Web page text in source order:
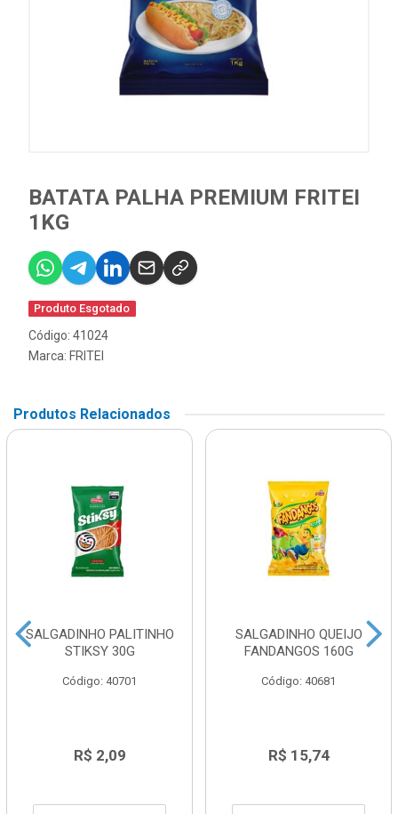
BATATA PALHA PREMIUM FRITEI
1KG
Produto Esgotado
Código: 41024
Marca: FRITEI
Produtos Relacionados
SALGADINHO PALITINHO
STIKSY 30G
Código: 40701
R$ 2,09
SALGADINHO QUEIJO
FANDANGOS 160G
Código: 40681
R$ 15,74